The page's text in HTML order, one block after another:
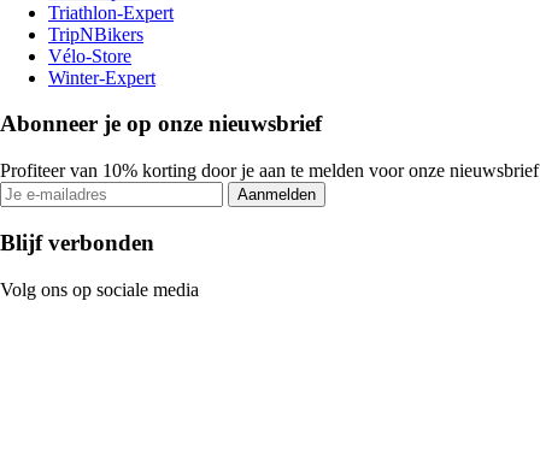
Triathlon-Expert
TripNBikers
Vélo-Store
Winter-Expert
Abonneer je op onze nieuwsbrief
Profiteer van 10% korting door je aan te melden voor onze nieuwsbrief
Aanmelden
Blijf verbonden
Volg ons op sociale media